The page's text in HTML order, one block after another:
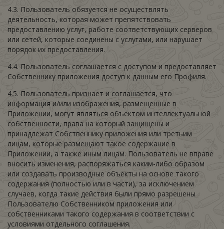
4.3. Пользователь обязуется не осуществлять
деятельность, которая может препятствовать
предоставлению услуг, работе соответствующих серверов
или сетей, которые соединены с услугами, или нарушает
порядок их предоставления.
4.4. Пользователь соглашается с доступом и предоставляет
Собственнику приложения доступ к данным его Профиля.
4.5. Пользователь признает и соглашается, что
информация и/или изображения, размещенные в
Приложении, могут являться объектом интеллектуальной
собственности, права на который защищены и
принадлежат Собственнику приложения или третьим
лицам, которые размещают такое содержание в
Приложении, а также иным лицам. Пользователь не вправе
вносить изменения, распоряжаться каким-либо образом
или создавать производные объекты на основе такого
содержания (полностью или в части), за исключением
случаев, когда такие действия были прямо разрешены
Пользователю Собственником приложения или
собственниками такого содержания в соответствии с
условиями отдельного соглашения.